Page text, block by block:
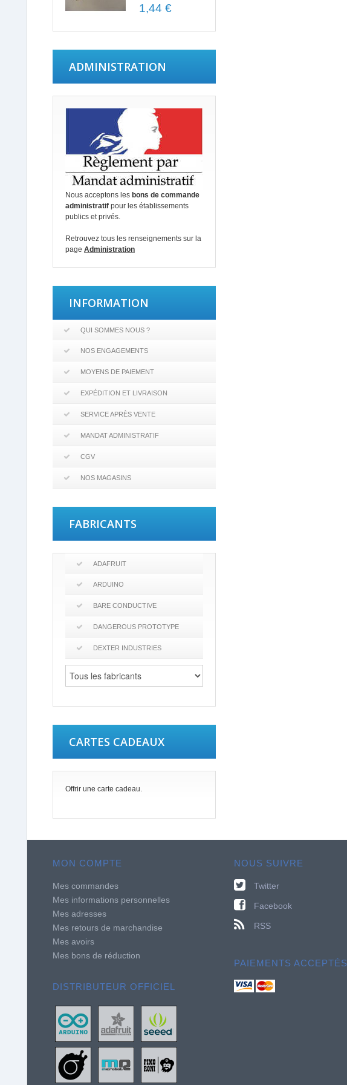
1,44 €
ADMINISTRATION
Nous acceptons les bons de commande
administratif pour les établissements
publics et privés.
Retrouvez tous les renseignements sur la
page Administration
INFORMATION
QUI SOMMES NOUS ?
NOS ENGAGEMENTS
MOYENS DE PAIEMENT
EXPÉDITION ET LIVRAISON
SERVICE APRÈS VENTE
MANDAT ADMINISTRATIF
CGV
NOS MAGASINS
FABRICANTS
ADAFRUIT
ARDUINO
BARE CONDUCTIVE
DANGEROUS PROTOTYPE
DEXTER INDUSTRIES
CARTES CADEAUX
Offrir une carte cadeau.
MON COMPTE
Mes commandes
Mes informations personnelles
Mes adresses
Mes retours de marchandise
Mes avoirs
Mes bons de réduction
DISTRIBUTEUR OFFICIEL
NOUS SUIVRE
Twitter
Facebook
RSS
PAIEMENTS ACCEPTÉS